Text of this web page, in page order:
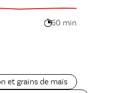
60 min
et grains de maïs